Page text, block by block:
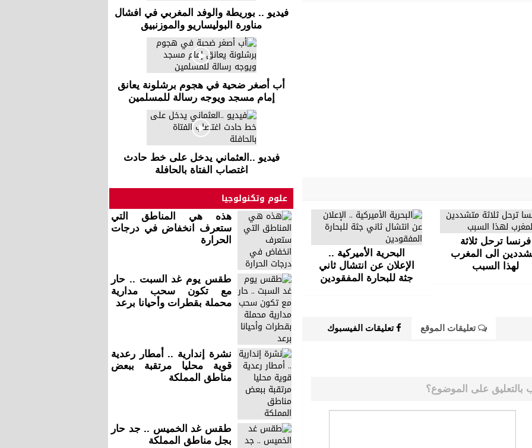
فرنسا ترحل ثلاثة
الى المغرب
لهذا السبب
البحرية الأميركية ..
الإعلان عن انتشال ثاني
جثة للبحارة المفقودين
تعليقات الموقع تعليقات الفيسبوك
على الموضوع؟
فيديو .. بوريطة والوفد المغربي في افشال
مناورة البوليساريو والموزنبيق
أب أصغر ضحية في هجوم برشلونة يعانق
إمام مسجد ويوجه رسالة للمسلمين
فيديو ..العثماني يدخل على خط حادث
اغتصاب الفتاة بالحافلة
علوم وتكنولوجيا
هذه هي المناطق التي
ستعرف انخفاض في درجات
الحرارة
طقس يوم غد السبت .. حار
مع تكون سحب مدارية
محملة بقطرات وأحيانا برعد
نشرة إندارية .. أمطار رعدية
قوية محليا مرتقبة ببعض
مناطق المملكة
طقس غد الخميس .. جد حار
بجل مناطق المملكة